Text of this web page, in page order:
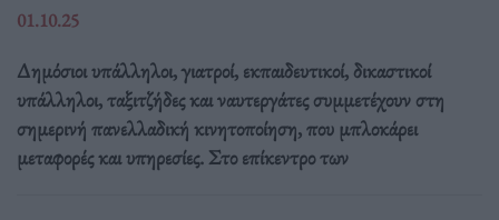
01.10.25
Δημόσιοι υπάλληλοι, γιατροί, εκπαιδευτικοί, δικαστικοί
υπάλληλοι, ταξιτζήδες και ναυτεργάτες συμμετέχουν στη
σημερινή πανελλαδική κινητοποίηση, που μπλοκάρει
μεταφορές και υπηρεσίες. Στο επίκεντρο των